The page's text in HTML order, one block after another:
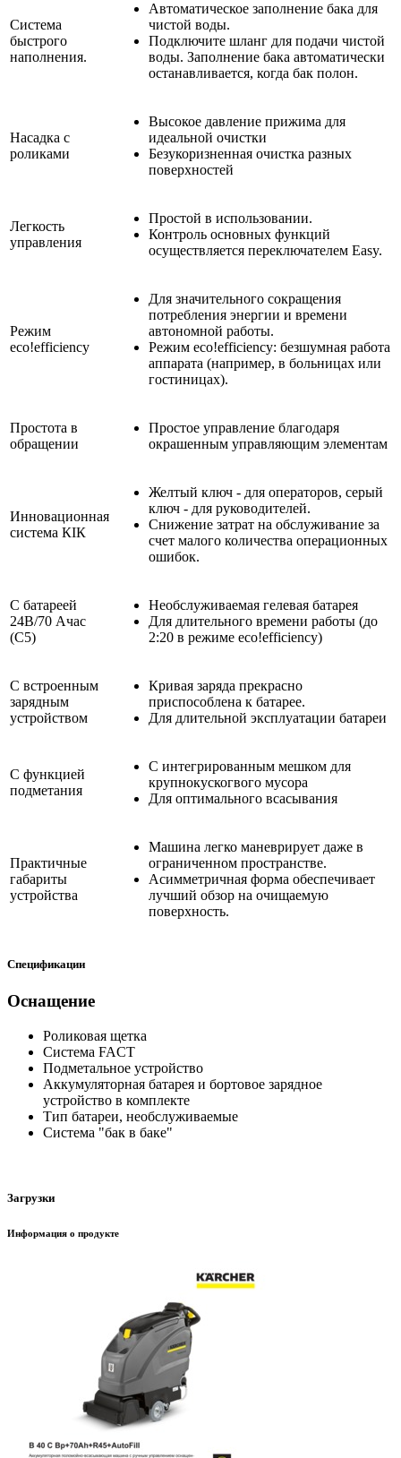
Система
быстрого
наполнения.
Автоматическое заполнение бака для
чистой воды.
Подключите шланг для подачи чистой
воды. Заполнение бака автоматически
останавливается, когда бак полон.
Насадка с
роликами
Высокое давление прижима для
идеальной очистки
Безукоризненная очистка разных
поверхностей
Легкость
управления
Простой в использовании.
Контроль основных функций
осуществляется переключателем Easy.
Режим
eco!efficiency
Для значительного сокращения
потребления энергии и времени
автономной работы.
Режим eco!efficiency: безшумная работа
аппарата (например, в больницах или
гостиницах).
Простота в
обращении
Простое управление благодаря
окрашенным управляющим элементам
Инновационная
система КIК
Желтый ключ - для операторов, серый
ключ - для руководителей.
Снижение затрат на обслуживание за
счет малого количества операционных
ошибок.
С батареей
24В/70 Aчас
(C5)
Необслуживаемая гелевая батарея
Для длительного времени работы (до
2:20 в режиме eco!efficiency)
С встроенным
зарядным
устройством
Кривая заряда прекрасно
приспособлена к батарее.
Для длительной эксплуатации батареи
С функцией
подметания
С интегрированным мешком для
крупнокускогвого мусора
Для оптимального всасывания
Практичные
габариты
устройства
Машина легко маневрирует даже в
ограниченном пространстве.
Асимметричная форма обеспечивает
лучший обзор на очищаемую
поверхность.
Спецификации
Оснащение
Роликовая щетка
Система FACT
Подметальное устройство
Аккумуляторная батарея и бортовое зарядное
устройство в комплекте
Тип батареи, необслуживаемые
Система "бак в баке"
Загрузки
Информация о продукте